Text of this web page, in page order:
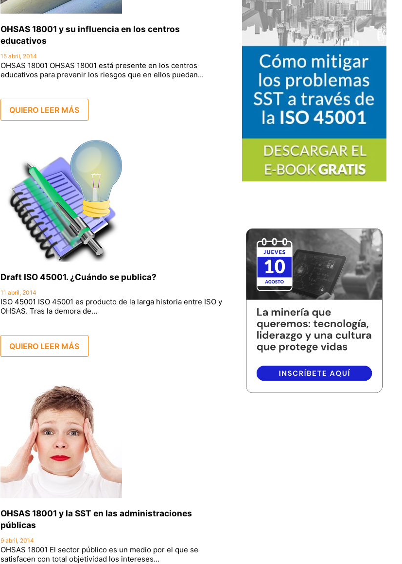
OHSAS 18001 y su influencia en los centros
educativos
15 abril, 2014
OHSAS 18001 OHSAS 18001 está presente en los centros
educativos para prevenir los riesgos que en ellos puedan…
QUIERO LEER MÁS
Draft ISO 45001. ¿Cuándo se publica?
11 abril, 2014
ISO 45001 ISO 45001 es producto de la larga historia entre ISO y
OHSAS. Tras la demora de…
QUIERO LEER MÁS
OHSAS 18001 y la SST en las administraciones
públicas
9 abril, 2014
OHSAS 18001 El sector público es un medio por el que se
satisfacen con total objetividad los intereses…